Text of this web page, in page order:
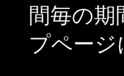
間毎の
プペー